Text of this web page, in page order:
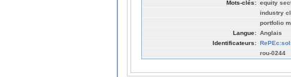
Mots-clés: equity
industry
portfolio
Langue: Anglais
Identificateurs:
rou-0244